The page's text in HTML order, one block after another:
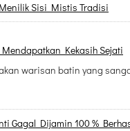
Sisi Mistis Tradisi
Kekasih Sejati
warisan batin yang
Gagal Dijamin 100 %